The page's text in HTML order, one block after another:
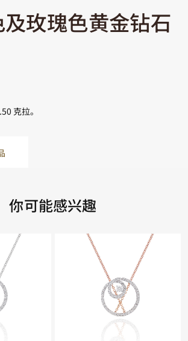
玫瑰色黄金钻石
克拉。
你可能感兴趣